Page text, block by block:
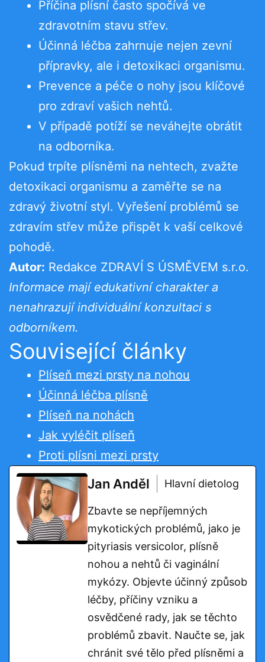
Příčina plísní často spočívá ve
zdravotním stavu střev.
Účinná léčba zahrnuje nejen zevní
přípravky, ale i detoxikaci organismu.
Prevence a péče o nohy jsou klíčové
pro zdraví vašich nehtů.
V případě potíží se neváhejte obrátit
na odborníka.
Pokud trpíte plísněmi na nehtech, zvažte
detoxikaci organismu a zaměřte se na
zdravý životní styl. Vyřešení problémů se
zdravím střev může přispět k vaší celkové
pohodě.
Autor: Redakce ZDRAVÍ S ÚSMĚVEM s.r.o.
Informace mají edukativní charakter a
nenahrazují individuální konzultaci s
odborníkem.
Související články
Plíseň mezi prsty na nohou
Účinná léčba plísně
Plíseň na nohách
Jak vyléčit plíseň
Proti plísni mezi prsty
Jan Anděl Hlavní dietolog
Zbavte se nepříjemných
mykotických problémů, jako je
pityriasis versicolor, plísně
nohou a nehtů či vaginální
mykózy. Objevte účinný způsob
léčby, příčiny vzniku a
osvědčené rady, jak se těchto
problémů zbavit. Naučte se, jak
chránit své tělo před plísněmi a